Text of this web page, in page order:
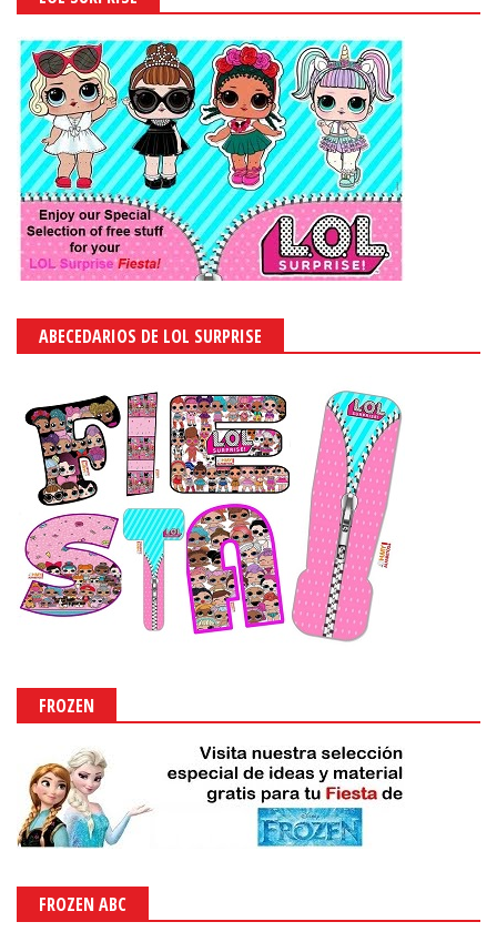
ABECEDARIOS DE LOL SURPRISE
FROZEN
FROZEN ABC